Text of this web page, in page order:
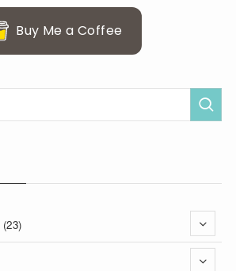
Buy Me a Coffee
(23)